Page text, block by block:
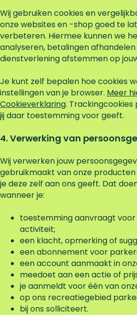
Wij gebruiken cookies en
onze websites en -shop goed te
verbeteren. Hiermee kunnen we
analyseren, betalingen
dienstverlening afstemmen op
Je kunt zelf bepalen hoe cookies
instellingen van je browser. Meer
Cookieverklaring. Trackingcookies
jij daar toestemming voor geeft.
4. Verwerking van
Wij verwerken jouw
gebruikmaakt van onze
je deze zelf aan ons geeft. Dat
wanneer je:
toestemming aanvraagt
activiteit;
een klacht, opmerking of
een abonnement voor
een account aanmaakt in
meedoet aan een actie of
je aanmeldt voor één van
op ons recreatiegebied
bij ons solliciteert.